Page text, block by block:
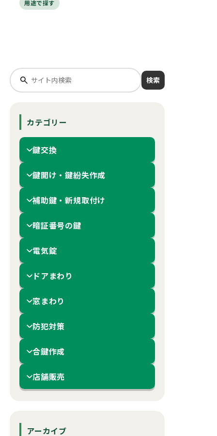
用途で探す
検索
カテゴリー
鍵交換
鍵開け・鍵紛失作成
補助鍵・新規取付け
暗証番号の鍵
電気錠
ドアまわり
窓まわり
防犯対策
合鍵作成
店舗販売
アーカイブ